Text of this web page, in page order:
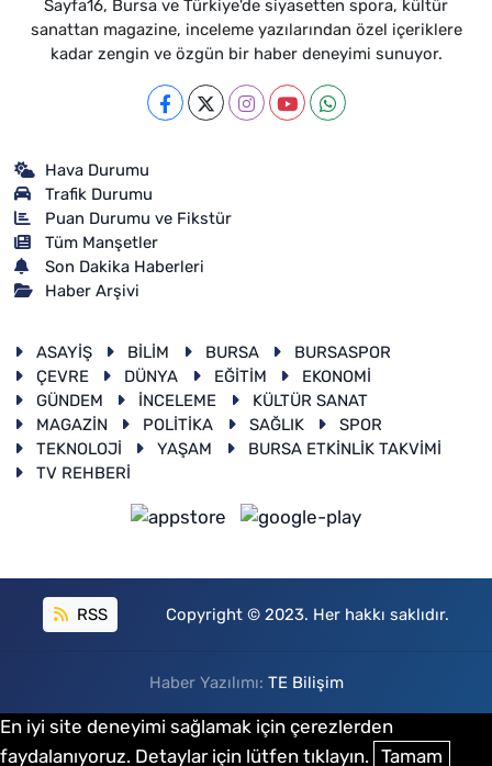
Sayfa16, Bursa ve Türkiye'de siyasetten spora, kültür
sanattan magazine, inceleme yazılarından özel içeriklere
kadar zengin ve özgün bir haber deneyimi sunuyor.
Hava Durumu
Trafik Durumu
Puan Durumu ve Fikstür
Tüm Manşetler
Son Dakika Haberleri
Haber Arşivi
ASAYİŞ BİLİM BURSA
BURSASPOR
ÇEVRE
DÜNYA EĞİTİM
EKONOMİ
GÜNDEM
İNCELEME
KÜLTÜR SANAT
MAGAZİN
POLİTİKA SAĞLIK
SPOR
TEKNOLOJİ
YAŞAM
BURSA ETKİNLİK TAKVİMİ
TV REHBERİ
RSS Copyright © 2023. Her hakkı saklıdır.
Haber Yazılımı: TE Bilişim
En iyi site deneyimi sağlamak için çerezlerden
faydalanıyoruz. Detaylar için lütfen tıklayın. Tamam